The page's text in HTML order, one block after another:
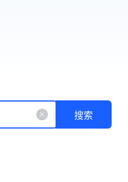
搜索